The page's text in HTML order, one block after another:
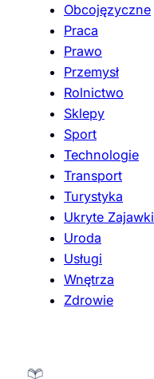
Obcojęzyczne
Praca
Prawo
Przemysł
Rolnictwo
Sklepy
Sport
Technologie
Transport
Turystyka
Ukryte Zajawki
Uroda
Usługi
Wnętrza
Zdrowie